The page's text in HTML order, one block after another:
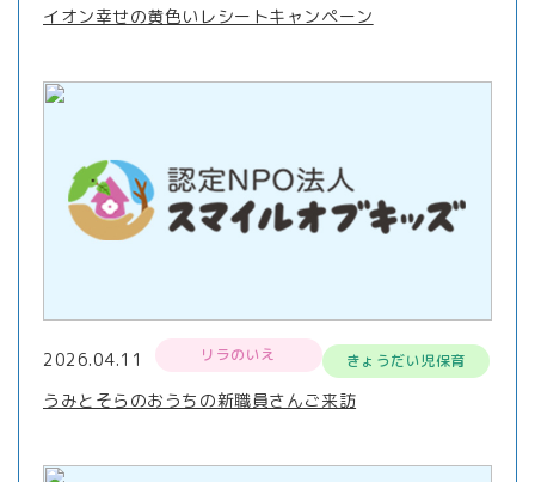
イオン幸せの黄色いレシートキャンペーン
2026.04.11 リラのいえ きょうだい児保育
うみとそらのおうちの新職員さんご来訪